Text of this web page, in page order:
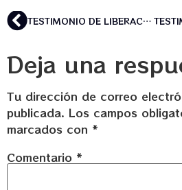
TESTIMONIO DE LIBERACIÓN DE MARINA
Deja una
Tu dirección de correo
publicada. Los campos
marcados con *
Comentario *